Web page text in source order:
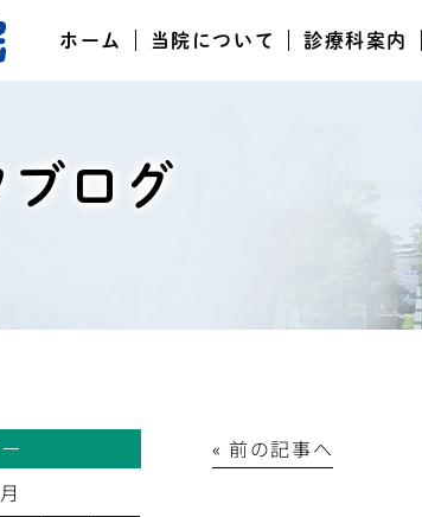
ホーム 当院について 診療科案内
ブログ
« 前の記事へ